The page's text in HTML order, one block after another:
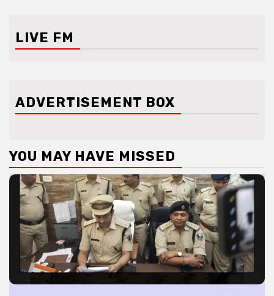
LIVE FM
ADVERTISEMENT BOX
YOU MAY HAVE MISSED